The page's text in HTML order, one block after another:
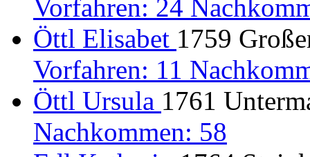
Vorfahren: 24
Öttl Elisabet 1759
Vorfahren: 11
Öttl Ursula 1761
Nachkommen: 58